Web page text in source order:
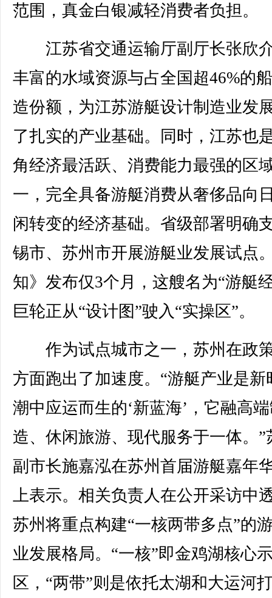
范围，真金白银减轻消费者负担。
江苏省交通运输厅副厅长张欣
丰富的水域资源与占全国超46%的
造份额，为江苏游艇设计制造业发
了扎实的产业基础。同时，江苏也
角经济最活跃、消费能力最强的区
一，完全具备游艇消费从奢侈品向
闲转变的经济基础。省级部署明确
锡市、苏州市开展游艇业发展试点
知》发布仅3个月，这艘名为“游艇
巨轮正从“设计图”驶入“实操区”。
作为试点城市之一，苏州在政
方面跑出了加速度。“游艇产业是新
潮中应运而生的‘新蓝海’，它融高
造、休闲旅游、现代服务于一体。”
副市长施嘉泓在苏州首届游艇嘉年
上表示。相关负责人在公开采访中
苏州将重点构建“一核两带多点”的
业发展格局。“一核”即金鸡湖核心
区，“两带”则是依托太湖和大运河